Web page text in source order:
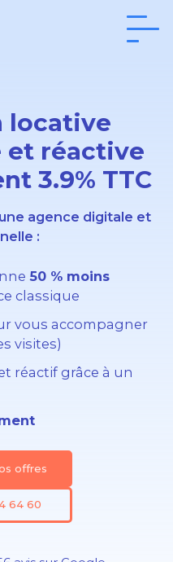
locative
et réactive
3.9% TTC
agence digitale et
:
50 % moins
classique
vous accompagner
visites)
réactif grâce à un
offres
64 60